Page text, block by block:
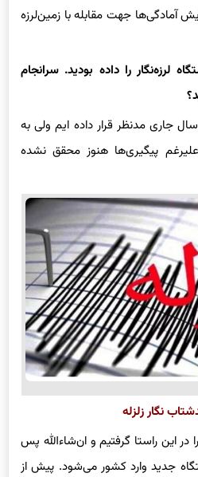
آمادگی‌ها جهت مقابله با زمین‌لرزه
خبر خرید 8 دستگاه لرزه‌نگار را داده بودید. سرانجام
در سال جاری مدنظر قرار داده ایم ولی به
پیگیری‌ها هنوز محقق نشده
را در این راستا گرفتیم و ان‌شاءالله پس
مراحل اداری 8 دستگاه جدید وارد کشور می‌شود. پیش از